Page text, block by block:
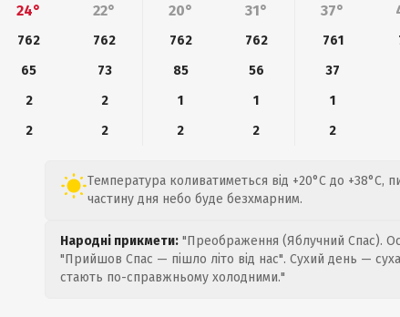
24°
22° 20° 31° 37°
762 762 762 762 761
65
73 85 56 37
2
2 1 1 1
2
2 2 2 2
Температура коливатиметься від +20°C до +38°C,
частину дня небо буде безхмарним.
Народні прикмети: "Преображення (Яблучний Спас).
"Прийшов Спас — пішло літо від нас". Сухий день —
стають по-справжньому холодними."